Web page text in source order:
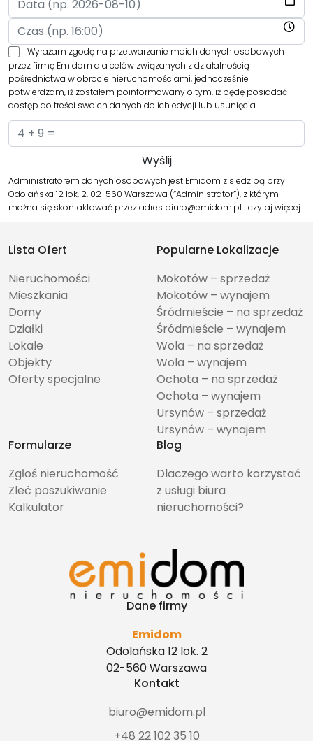
Wyrażam zgodę na przetwarzanie moich danych osobowych
przez firmę Emidom dla celów związanych z działalnością
pośrednictwa w obrocie nieruchomościami, jednocześnie
potwierdzam, iż zostałem poinformowany o tym, iż będę posiadać
dostęp do treści swoich danych do ich edycji lub usunięcia.
Administratorem danych osobowych jest Emidom z siedzibą przy
Odolańska 12 lok. 2, 02-560 Warszawa (“Administrator”), z którym
można się skontaktować przez adres biuro@emidom.pl…czytaj więcej
Lista Ofert
Nieruchomości
Mieszkania
Domy
Działki
Lokale
Objekty
Oferty specjalne
Popularne Lokalizacje
Mokotów – sprzedaż
Mokotów – wynajem
Śródmieście – na sprzedaż
Śródmieście – wynajem
Wola – na sprzedaż
Wola – wynajem
Ochota – na sprzedaż
Ochota – wynajem
Ursynów – sprzedaż
Ursynów – wynajem
Formularze
Zgłoś nieruchomość
Zleć poszukiwanie
Kalkulator
Blog
Dlaczego warto korzystać
z usługi biura
nieruchomości?
Dane firmy
Emidom
Odolańska 12 lok. 2
02-560 Warszawa
Kontakt
biuro@emidom.pl
+48 22 102 35 10